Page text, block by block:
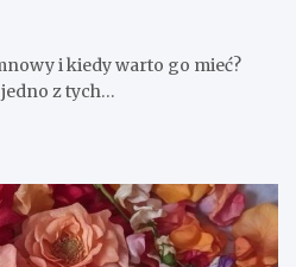
i kiedy warto go mieć?
z tych…